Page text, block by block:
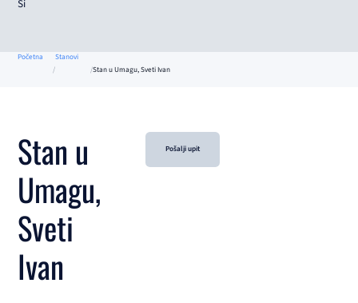
Si
Početna
Stanovi
Stan u Umagu, Sveti Ivan
Stan u
Umagu,
Sveti
Ivan
Pošalji upit